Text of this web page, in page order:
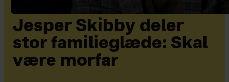
Jesper Skibby deler
stor familieglæde: Skal
være morfar